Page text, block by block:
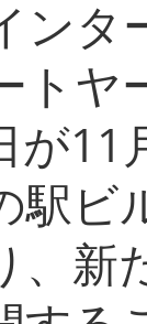
ンタ
トヤ
が11
駅ビ
、新